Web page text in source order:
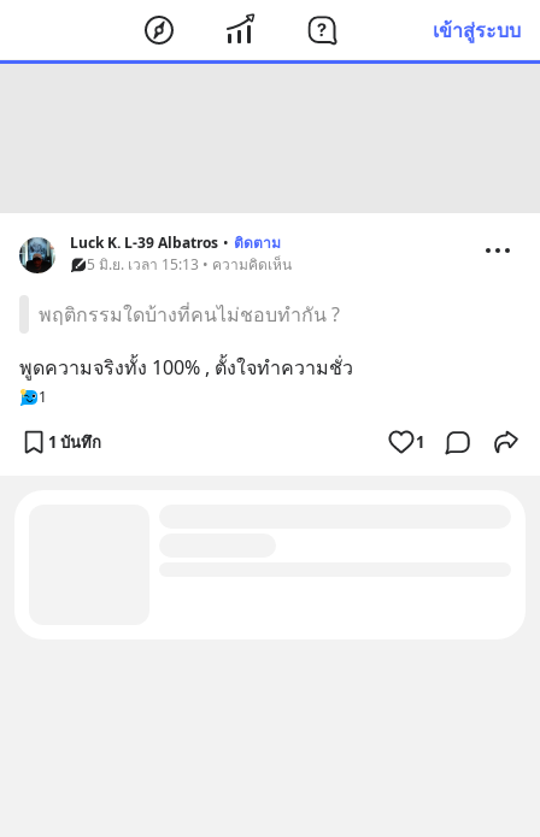
เข้าสู่ระบบ
Luck K. L-39 Albatros • ติดตาม
5 มิ.ย. เวลา 15:13 • ความคิดเห็น
พฤติกรรมใดบ้างที่คนไม่ชอบทำกัน ?
พูดความจริงทั้ง 100% , ตั้งใจทำความชั่ว
1
1 บันทึก 1